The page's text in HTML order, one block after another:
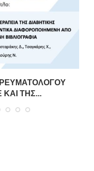
ΡΕΥΜΑΤΟΛΟΓΟΥ
ΤΗΣ...